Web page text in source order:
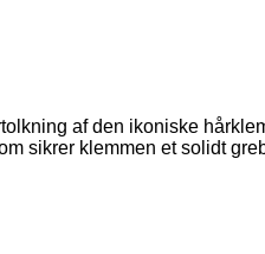
af den ikoniske
sikrer klemmen et solidt